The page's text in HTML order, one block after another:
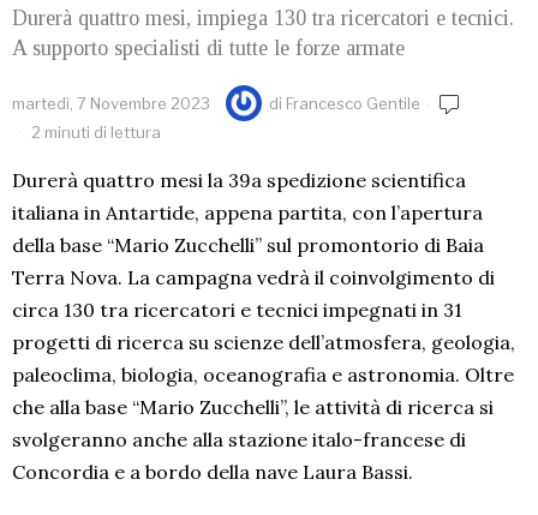
Durerà quattro mesi, impiega 130 tra ricercatori e tecnici.
A supporto specialisti di tutte le forze armate
martedì, 7 Novembre 2023 di Francesco Gentile
2 minuti di lettura
Durerà quattro mesi la 39a spedizione scientifica
italiana in Antartide, appena partita, con l’apertura
della base “Mario Zucchelli” sul promontorio di Baia
Terra Nova. La campagna vedrà il coinvolgimento di
circa 130 tra ricercatori e tecnici impegnati in 31
progetti di ricerca su scienze dell’atmosfera, geologia,
paleoclima, biologia, oceanografia e astronomia. Oltre
che alla base “Mario Zucchelli”, le attività di ricerca si
svolgeranno anche alla stazione italo-francese di
Concordia e a bordo della nave Laura Bassi.